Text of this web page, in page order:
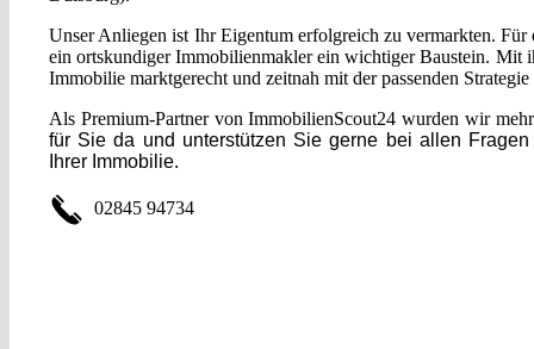
Unser Anliegen ist Ihr Eigentum erfolgreich zu vermarkten. Für
ein ortskundiger Immobilienmakler ein wichtiger Baustein. Mit
Immobilie marktgerecht und zeitnah mit der passenden
Als Premium-Partner von ImmobilienScout24 wurden wir
für Sie da und unterstützen Sie gerne bei allen
Ihrer Immobilie.
02845 94734